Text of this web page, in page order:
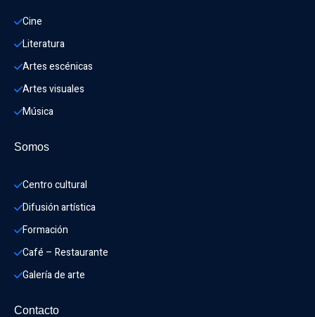
Cine
Literatura
Artes escénicas
Artes visuales
Música
Somos
Centro cultural
Difusión artística
Formación
Café – Restaurante
Galería de arte
Contacto